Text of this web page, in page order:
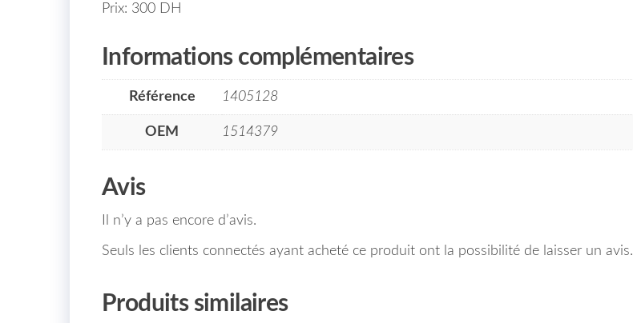
Prix: 300 DH
Informations complémentaires
Référence 1405128
OEM 1514379
Avis
Il n’y a pas encore d’avis.
Seuls les clients connectés ayant acheté ce produit ont la possibilité de laisser un avis.
Produits similaires